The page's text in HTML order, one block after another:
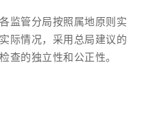
监管分局按照属地原则实
际情况，采用总局建议的
查的独立性和公正性。